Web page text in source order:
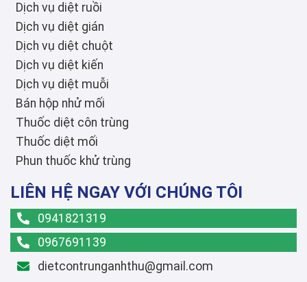
Dịch vụ diệt ruồi
Dịch vụ diệt gián
Dịch vụ diệt chuột
Dịch vụ diệt kiến
Dịch vụ diệt muỗi
Bán hộp nhử mối
Thuốc diệt côn trùng
Thuốc diệt mối
Phun thuốc khử trùng
LIÊN HỆ NGAY VỚI CHÚNG TÔI
0941821319
0967691139
dietcontrunganhthu@gmail.com